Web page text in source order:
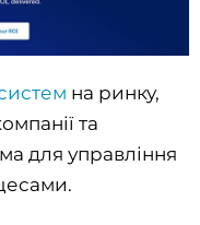
на ринку,
та
для управління